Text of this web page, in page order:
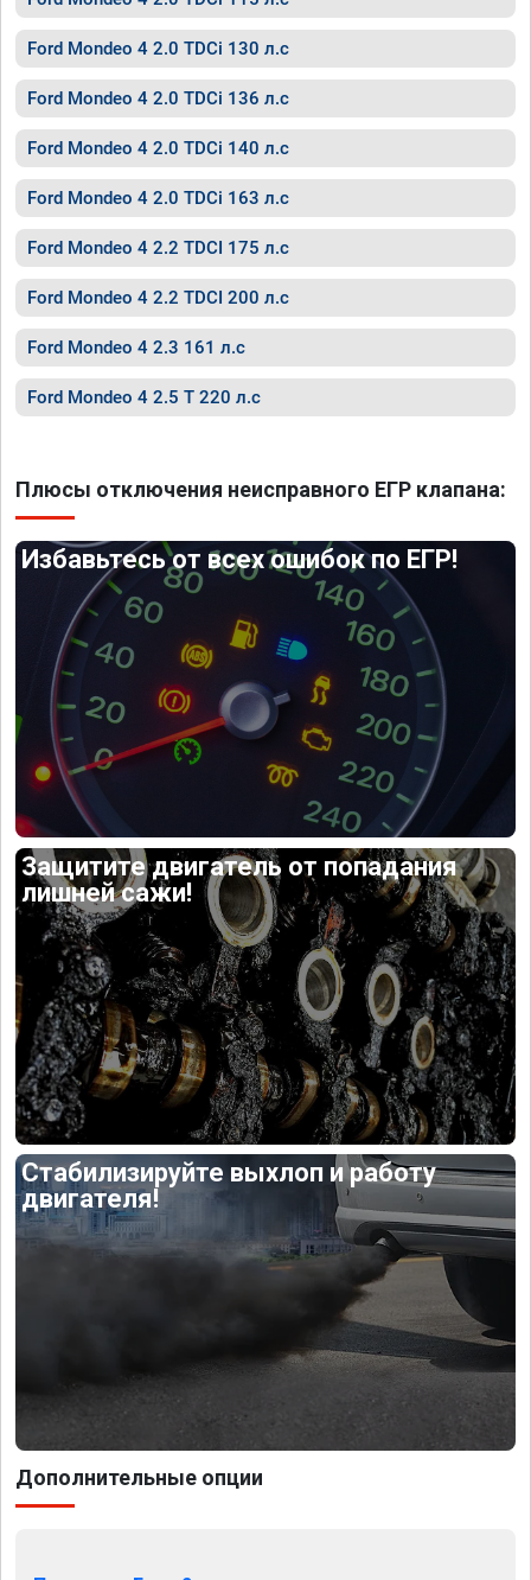
Ford Mondeo 4 2.0 TDCi 130 л.с
Ford Mondeo 4 2.0 TDCi 136 л.с
Ford Mondeo 4 2.0 TDCi 140 л.с
Ford Mondeo 4 2.0 TDCi 163 л.с
Ford Mondeo 4 2.2 TDCI 175 л.с
Ford Mondeo 4 2.2 TDCI 200 л.с
Ford Mondeo 4 2.3 161 л.с
Ford Mondeo 4 2.5 T 220 л.с
Плюсы отключения неисправного ЕГР клапана:
Избавьтесь от всех ошибок по ЕГР!
Защитите двигатель от попадания
лишней сажи!
Стабилизируйте выхлоп и работу
двигателя!
Дополнительные опции